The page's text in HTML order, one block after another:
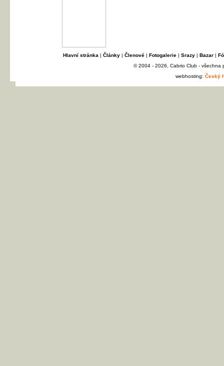
Hlavní stránka | Články| Členové| Fotogalerie| Srazy| Bazar|
© 2004 - 2026, Cabrio Club - všechna
webhosting: Český